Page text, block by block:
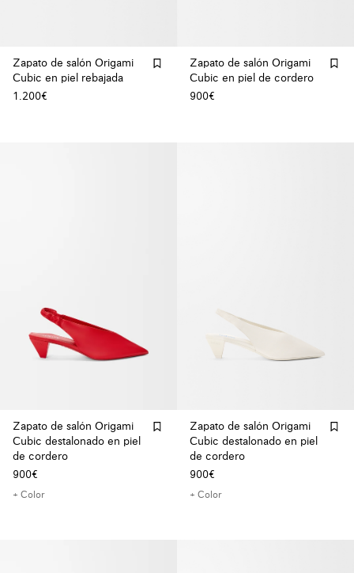
Zapato de salón Origami
Cubic en piel rebajada
1.200€
Zapato de salón Origami
Cubic en piel de cordero
900€
Zapato de salón Origami
Cubic destalonado en piel
de cordero
900€
+ Color
Zapato de salón Origami
Cubic destalonado en piel
de cordero
900€
+ Color